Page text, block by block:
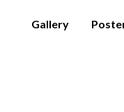
Gallery